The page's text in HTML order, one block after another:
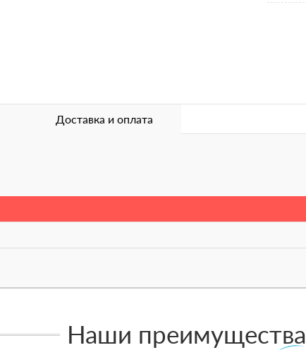
Доставка и оплата
Наши преимущества